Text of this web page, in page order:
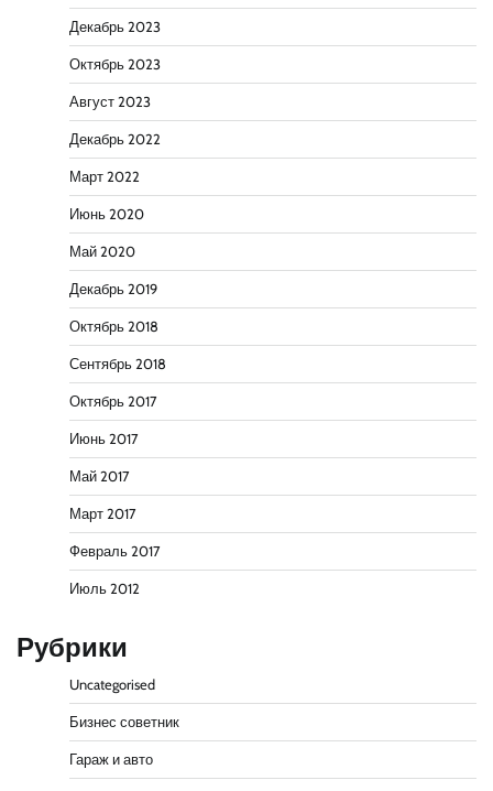
Декабрь 2023
Октябрь 2023
Август 2023
Декабрь 2022
Март 2022
Июнь 2020
Май 2020
Декабрь 2019
Октябрь 2018
Сентябрь 2018
Октябрь 2017
Июнь 2017
Май 2017
Март 2017
Февраль 2017
Июль 2012
Рубрики
Uncategorised
Бизнес советник
Гараж и авто